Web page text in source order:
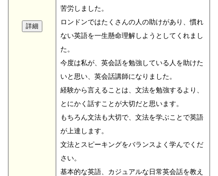
苦労しました。
ロンドンではたくさんの人の助けがあり、慣れ
ない英語を一生懸命理解しようとしてくれまし
た。
今度は私が、英会話を勉強している人を助けた
いと思い、英会話講師になりました。
経験から言えることは、文法を勉強するより、
とにかく話すことが大切だと思います。
もちろん文法も大切で、文法を学ぶことで英語
が上達します。
文法とスピーキングをバランスよく学んでくだ
さい。
基本的な英語、カジュアルな日常英会話を教え